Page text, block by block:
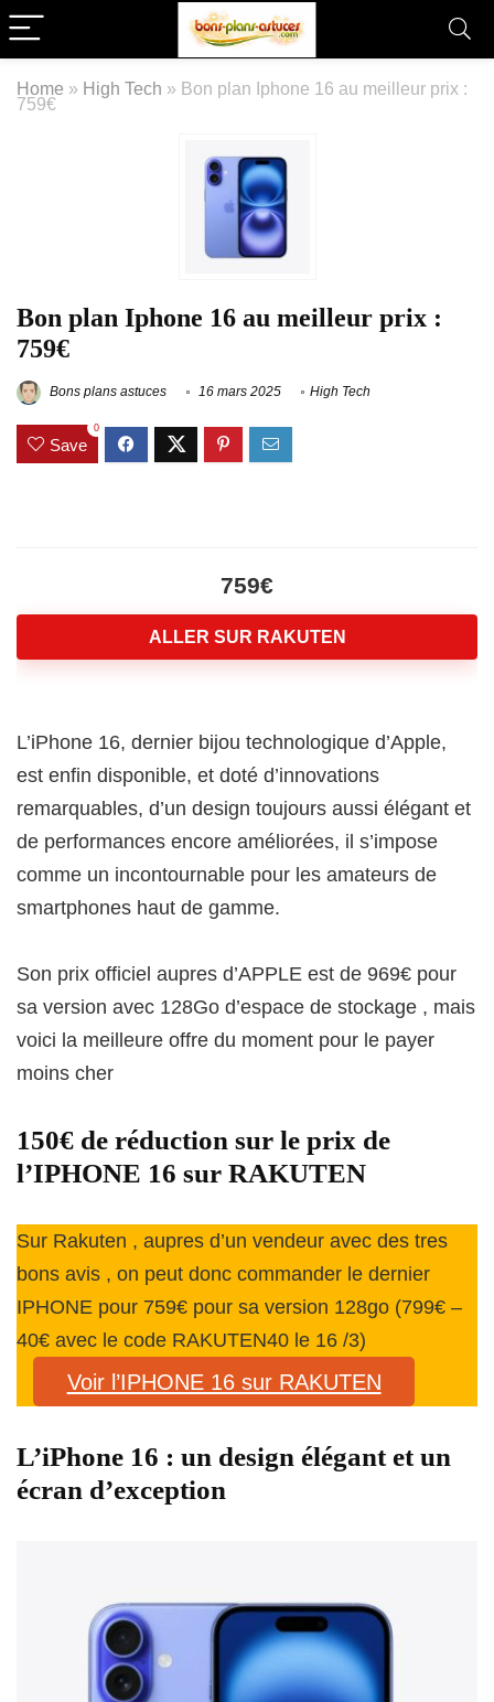
Home » High Tech » Bon plan Iphone 16 au meilleur prix :
759€
Bon plan Iphone 16 au meilleur prix :
759€
Bons plans astuces 16 mars 2025 High Tech
Save
0
759€
ALLER SUR RAKUTEN
L’iPhone 16, dernier bijou technologique d’Apple,
est enfin disponible, et doté d’innovations
remarquables, d’un design toujours aussi élégant et
de performances encore améliorées, il s’impose
comme un incontournable pour les amateurs de
smartphones haut de gamme.
Son prix officiel aupres d’APPLE est de 969€ pour
sa version avec 128Go d’espace de stockage , mais
voici la meilleure offre du moment pour le payer
moins cher
150€ de réduction sur le prix de
l’IPHONE 16 sur RAKUTEN
Sur Rakuten , aupres d’un vendeur avec des tres
bons avis , on peut donc commander le dernier
IPHONE pour 759€ pour sa version 128go (799€ –
40€ avec le code RAKUTEN40 le 16 /3)
Voir l’IPHONE 16 sur RAKUTEN
L’iPhone 16 : un design élégant et un
écran d’exception